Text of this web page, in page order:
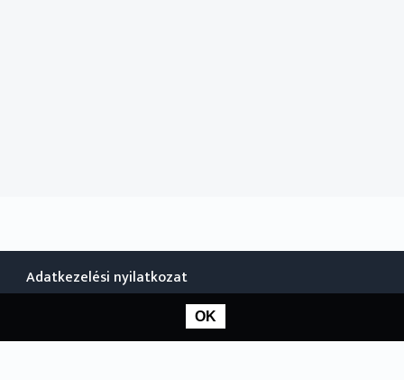
Adatkezelési nyilatkozat
OK